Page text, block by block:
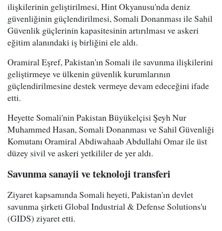
ilişkilerinin geliştirilmesi, Hint Okyanusu'nda deniz
güvenliğinin güçlendirilmesi, Somali Donanması ile Sahil
Güvenlik güçlerinin kapasitesinin artırılması ve askeri
eğitim alanındaki iş birliğini ele aldı.
Oramiral Eşref, Pakistan'ın Somali ile savunma ilişkilerini
geliştirmeye ve ülkenin güvenlik kurumlarının
güçlendirilmesine destek vermeye devam edeceğini ifade
etti.
Heyette Somali'nin Pakistan Büyükelçisi Şeyh Nur
Muhammed Hasan, Somali Donanması ve Sahil Güvenliği
Komutanı Oramiral Abdiwahaab Abdullahi Omar ile üst
düzey sivil ve askeri yetkililer de yer aldı.
Savunma sanayii ve teknoloji transferi
Ziyaret kapsamında Somali heyeti, Pakistan'ın devlet
savunma şirketi Global Industrial & Defense Solutions'u
(GIDS) ziyaret etti.